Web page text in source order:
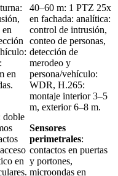
en
en
doble
en
40–60 m: 1 PTZ 25x
en fachada: analítica:
control de intrusión,
conteo de personas,
detección de
merodeo y
persona/vehículo:
WDR, H.265:
montaje interior 3–5
m, exterior 6–8 m.
Sensores
perimetrales:
contactos en puertas
y portones,
microondas en